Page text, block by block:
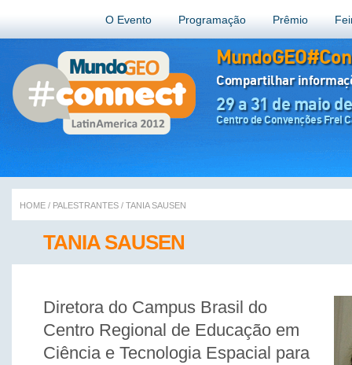
O Evento Programação Prêmio
Compartilhar
29 a 31 de maio
Centro de Convenções Frei
TANIA SAUSEN
HOME / PALESTRANTES / TANIA SAUSEN
Diretora do Campus Brasil do
Centro Regional de Educação em
Ciência e Tecnologia Espacial para